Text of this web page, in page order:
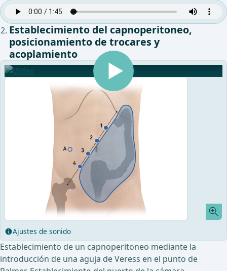
Establecimiento del capnoperitoneo,
posicionamiento de trocares y
acoplamiento
Ajustes de sonido
Establecimiento de un capnoperitoneo mediante la
introducción de una aguja de Veress en el punto de